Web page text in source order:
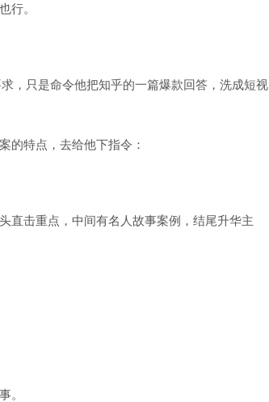
行。
，只是命令他把知乎的一篇爆款回答，洗成短视
的特点，去给他下指令：
直击重点，中间有名人故事案例，结尾升华主
。